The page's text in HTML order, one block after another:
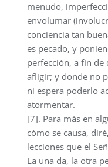
menudo,
envolumar
conciencia tan
es pecado, y
perfección, a fin de
afligir; y donde no
ni espera poderlo
atormentar.
[7]. Para más en
cómo se causa,
lecciones que el
La una da, la otra